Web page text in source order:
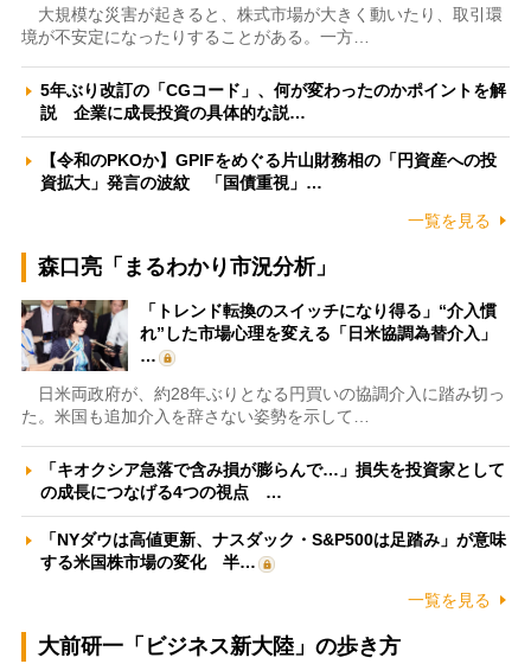
大規模な災害が起きると、株式市場が大きく動いたり、取引環
境が不安定になったりすることがある。一方…
5年ぶり改訂の「CGコード」、何が変わったのかポイントを解
説 企業に成長投資の具体的な説…
【令和のPKOか】GPIFをめぐる片山財務相の「円資産への投
資拡大」発言の波紋 「国債重視」…
一覧を見る
森口亮「まるわかり市況分析」
「トレンド転換のスイッチになり得る」“介入慣
れ”した市場心理を変える「日米協調為替介入」
…
日米両政府が、約28年ぶりとなる円買いの協調介入に踏み切っ
た。米国も追加介入を辞さない姿勢を示して…
「キオクシア急落で含み損が膨らんで…」損失を投資家として
の成長につなげる4つの視点 …
「NYダウは高値更新、ナスダック・S&P500は足踏み」が意味
する米国株市場の変化 半…
一覧を見る
大前研一「ビジネス新大陸」の歩き方